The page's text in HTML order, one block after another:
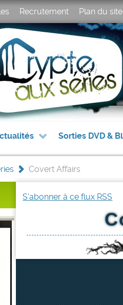
Recrutement Plan du site
Sorties DVD &
> Covert Affairs
S'abonner à ce flux RSS